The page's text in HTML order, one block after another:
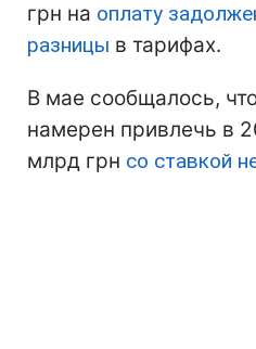
грн на оплату
разницы в тарифах.
В мае сообщалось,
намерен привлечь в
млрд грн со ставкой